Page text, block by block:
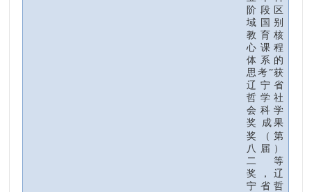
阶段区
域国别
教育核
心课程
体系的
思考”获
辽宁省
哲学社
会科学
奖
成果
奖（第
八届）
二等
奖，辽
宁省哲